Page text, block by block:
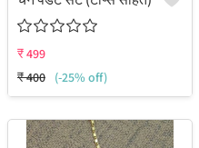
₹499
₹400 (-25% off)